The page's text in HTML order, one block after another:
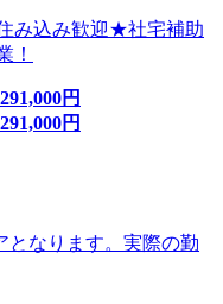
み込み歓迎★社宅補助
！
291,000円
291,000円
なります。実際の勤